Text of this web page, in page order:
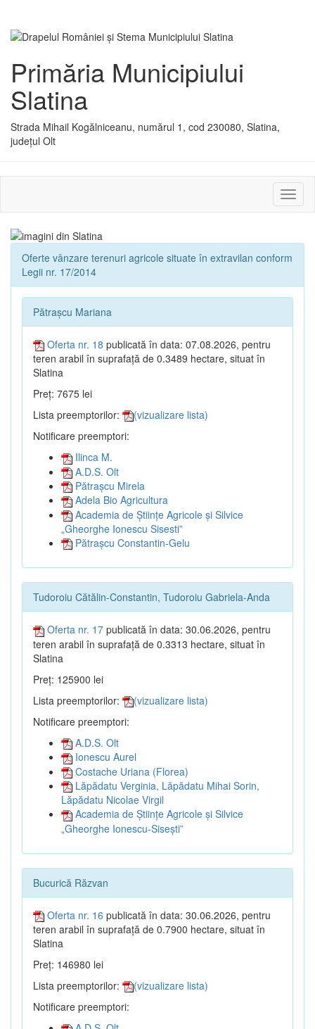
Primăria Municipiului
Slatina
Strada Mihail Kogălniceanu, numărul 1, cod 230080, Slatina,
județul Olt
sau
Oferte vânzare terenuri agricole situate în extravilan conform
Legii nr. 17/2014
Pătrașcu Mariana
Oferta nr. 18 publicată în data: 07.08.2026, pentru
teren arabil în suprafață de 0.3489 hectare, situat în
Slatina
Preț: 7675 lei
Lista preemptorilor:
(vizualizare lista)
Notificare preemptori:
Ilinca M.
A.D.S. Olt
Pătrașcu Mirela
Adela Bio Agricultura
Academia de Științe Agricole și Silvice
„Gheorghe Ionescu Sisesti”
Pătrașcu Constantin-Gelu
Tudoroiu Cătălin-Constantin, Tudoroiu Gabriela-Anda
Oferta nr. 17 publicată în data: 30.06.2026, pentru
teren arabil în suprafață de 0.3313 hectare, situat în
Slatina
Preț: 125900 lei
Lista preemptorilor:
(vizualizare lista)
Notificare preemptori:
A.D.S. Olt
Ionescu Aurel
Costache Uriana (Florea)
Lăpădatu Verginia, Lăpădatu Mihai Sorin,
Lăpădatu Nicolae Virgil
Academia de Științe Agricole și Silvice
„Gheorghe Ionescu-Sisești”
Bucurică Răzvan
Oferta nr. 16 publicată în data: 30.06.2026, pentru
teren arabil în suprafață de 0.7900 hectare, situat în
Slatina
Preț: 146980 lei
Lista preemptorilor:
(vizualizare lista)
Notificare preemptori: